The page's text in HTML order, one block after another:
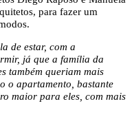
para fazer um
de estar, com a
já que a família da
também queriam mais
o apartamento, bastante
maior para eles, com mais